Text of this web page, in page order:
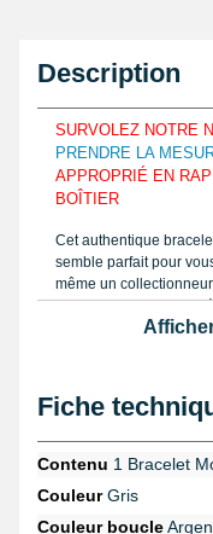
Description
SURVOLEZ NOTRE
PRENDRE LA
APPROPRIÉ EN
BOÎTIER
Cet authentique
semble parfait pour
même un
bracelet avec du
faire coïncider à
entre-corne mesurant
d'un poignet. Vous
pour montre à
guide consultable en
bracelet possède un
une taille en épaisseur
Fiche
Contenu 1 Bracelet
CouleurGris
Couleur boucle